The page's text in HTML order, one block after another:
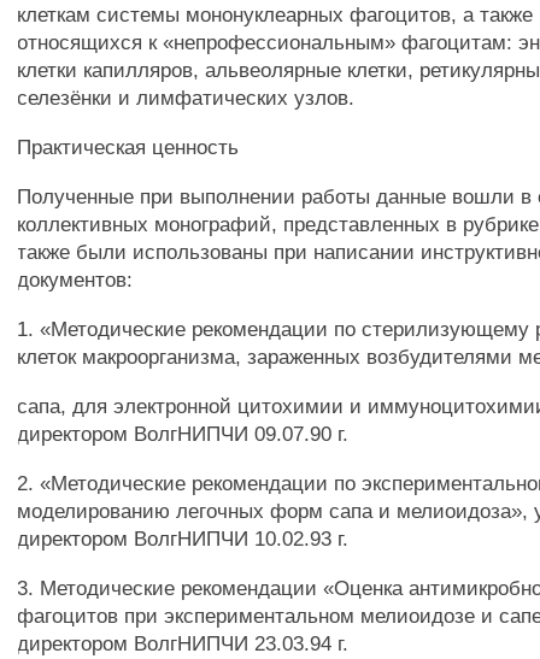
клеткам системы мононуклеарных фагоцитов, а также
относящихся к «непрофессиональным» фагоцитам:
клетки капилляров, альвеолярные клетки,
селезёнки и лимфатических узлов.
Практическая ценность
Полученные при выполнении работы данные вошли в
коллективных монографий, представленных в
также были использованы при написании
документов:
1. «Методические рекомендации по
клеток макроорганизма, зараженных возбудителями
сапа, для электронной цитохимии и
директором ВолгНИПЧИ 09.07.90 г.
2. «Методические рекомендации по
моделированию легочных форм сапа и мелиоидоза»,
директором ВолгНИПЧИ 10.02.93 г.
3. Методические рекомендации «Оценка
фагоцитов при экспериментальном мелиоидозе и
директором ВолгНИПЧИ 23.03.94 г.